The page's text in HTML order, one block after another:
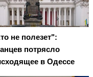
не полезет":
потрясло
в Одессе